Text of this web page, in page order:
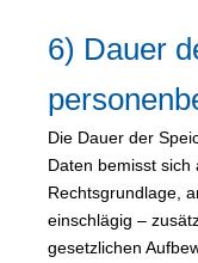
6) Dauer
Die Dauer der
Daten bemisst sich
Rechtsgrundlage,
einschlägig –
gesetzlichen